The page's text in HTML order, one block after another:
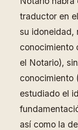
traductor en
su idoneidad,
conocimiento
el Notario),
conocimiento
estudiado el
así como la